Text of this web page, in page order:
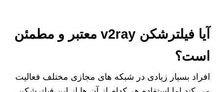
آیا فیلترشکن v2ray معتبر و مطمئن
است؟
افراد بسیار زیادی در شبکه های مجازی مختلف فعالیت